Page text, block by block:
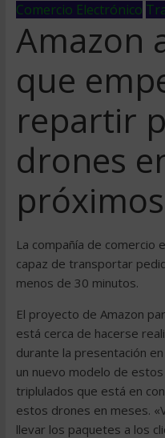
Comercio Electrónico
Amazon
que
repartir
drones
La compañía de comercio
capaz de transportar
menos de 30 minutos.
El proyecto de Amazon
está cerca de hacerse
durante la presentación
un nuevo modelo de
triplulados que está en
estos drones en meses.
llevar los paquetes a los